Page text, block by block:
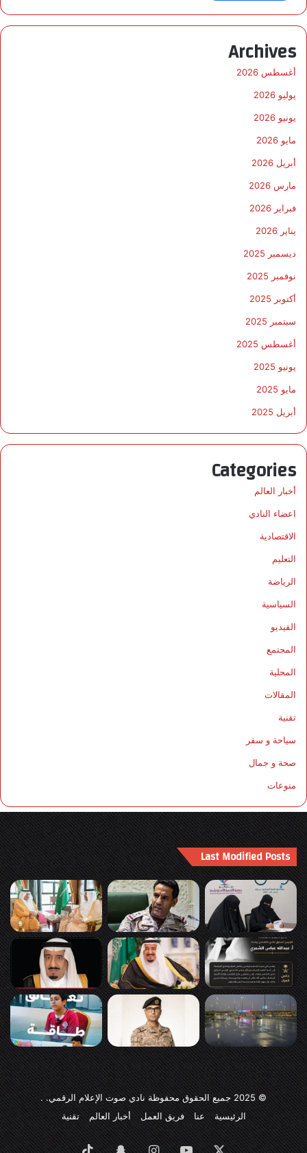
Archives
أغسطس 2026
يوليو 2026
يونيو 2026
مايو 2026
أبريل 2026
مارس 2026
فبراير 2026
يناير 2026
ديسمبر 2025
نوفمبر 2025
أكتوبر 2025
سبتمبر 2025
أغسطس 2025
يونيو 2025
مايو 2025
أبريل 2025
Categories
أخبار العالم
اعضاء النادي
الاقتصادية
التعليم
الرياضة
السياسية
الفيديو
المجتمع
المحلية
المقالات
تقنية
سياحة و سفر
صحة و جمال
منوعات
Last Modified Posts
© 2025 جميع الحقوق محفوظة نادي صوت الإعلام الرقمي. .
الرئيسية
عنا فريق العمل أخبار العالم تقنية
‫X
‫YouTubeانستقرامسناب ‫TikTok